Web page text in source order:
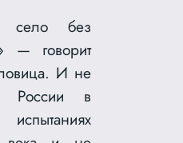
село без
— говорит
И не
России в